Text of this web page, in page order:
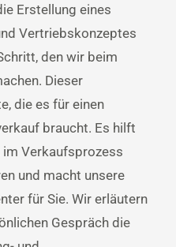
Erstellung eines
Vertriebskonzeptes
den wir beim
Dieser
die es für einen
braucht. Es hilft
Verkaufsprozess
und macht unsere
für Sie. Wir erläutern
Gespräch die